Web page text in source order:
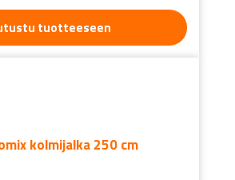
tuotteeseen